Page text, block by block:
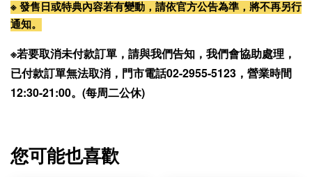
※ 發售日或特典內容若有變動，請依官方公告為準，將不再另行
通知。
※若要取消未付款訂單，請與我們告知，我們會協助處理，
已付款訂單無法取消，門市電話02-2955-5123，營業時間
12:30-21:00。(每周二公休)
您可能也喜歡